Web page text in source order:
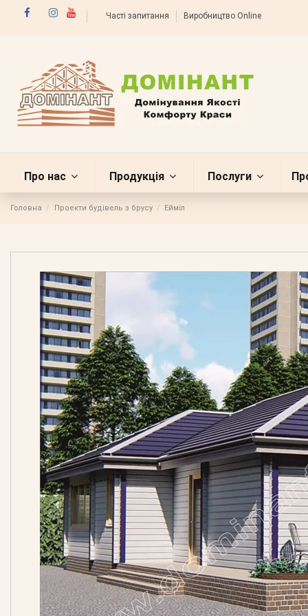
Часті запитання Виробництво Online
Про нас Продукція Послуги
Головна Проекти будівель з брусу Ейміл